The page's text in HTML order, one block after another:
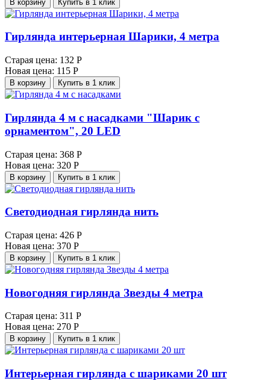
В корзину Купить в 1 клик
Гирлянда интерьерная Шарики, 4 метра
Старая цена: 132 Р
Новая цена: 115 Р
В корзину Купить в 1 клик
Гирлянда 4 м с насадками "Шарик с
орнаментом", 20 LED
Старая цена: 368 Р
Новая цена: 320 Р
В корзину Купить в 1 клик
Светодиодная гирлянда нить
Старая цена: 426 Р
Новая цена: 370 Р
В корзину Купить в 1 клик
Новогодняя гирлянда Звезды 4 метра
Старая цена: 311 Р
Новая цена: 270 Р
В корзину Купить в 1 клик
Интерьерная гирлянда с шариками 20 шт